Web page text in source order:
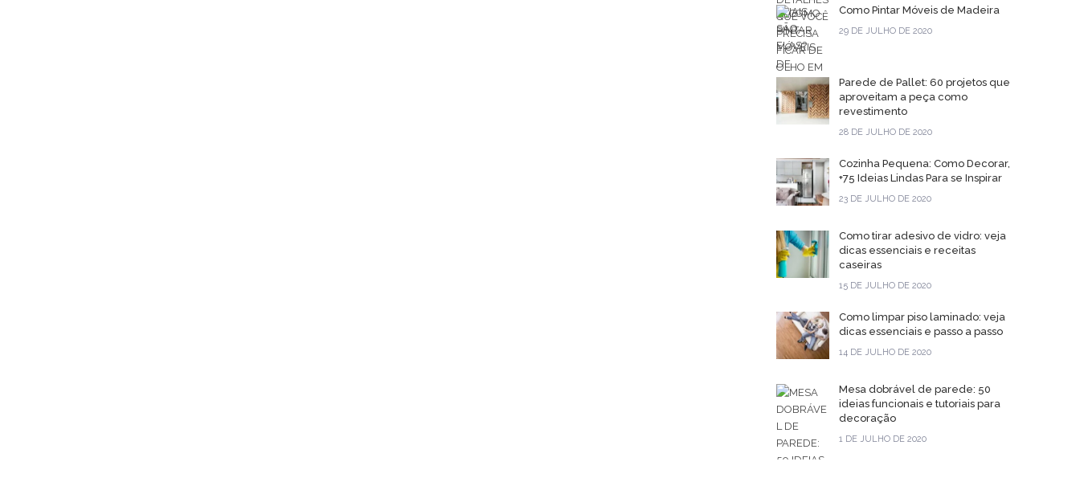
Como Pintar Móveis de Madeira
29 DE JULHO DE 2020
Parede de Pallet: 60 projetos que
aproveitam a peça como
revestimento
28 DE JULHO DE 2020
Cozinha Pequena: Como Decorar,
+75 Ideias Lindas Para se Inspirar
23 DE JULHO DE 2020
Como tirar adesivo de vidro: veja
dicas essenciais e receitas
caseiras
15 DE JULHO DE 2020
Como limpar piso laminado: veja
dicas essenciais e passo a passo
14 DE JULHO DE 2020
Mesa dobrável de parede: 50
ideias funcionais e tutoriais para
decoração
1 DE JULHO DE 2020